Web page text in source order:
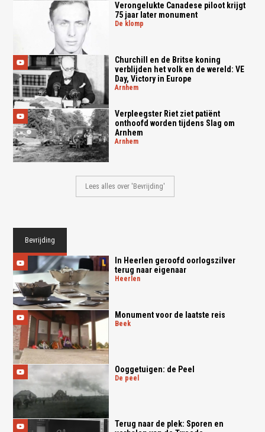
Verongelukte Canadese piloot krijgt
75 jaar later monument
de klomp
Churchill en de Britse koning
verblijden het volk en de wereld: VE
Day, Victory in Europe
arnhem
Verpleegster Riet ziet patiënt
onthoofd worden tijdens Slag om
Arnhem
arnhem
Lees alles over 'Bevrijding'
Bevrijding
In Heerlen geroofd oorlogszilver
terug naar eigenaar
heerlen
Monument voor de laatste reis
beek
Ooggetuigen: de Peel
de peel
Terug naar de plek: Sporen en